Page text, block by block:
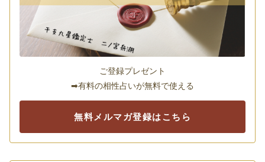
ご登録プレゼント
➡有料の相性占いが無料で使える
無料メルマガ登録はこちら